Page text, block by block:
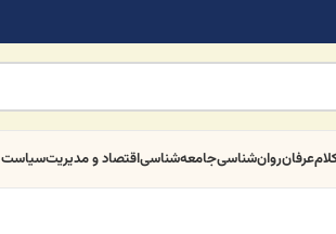
عرفانروان‌شناسیجامعه‌شناسیاقتصاد و مدیریتسیاست